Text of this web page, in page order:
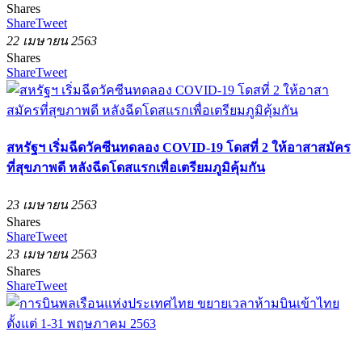
Shares
ShareTweet
22 เมษายน 2563
Shares
ShareTweet
สหรัฐฯ เริ่มฉีดวัคซีนทดลอง COVID-19 โดสที่ 2 ให้อาสาสมัคร
ที่สุขภาพดี หลังฉีดโดสแรกเพื่อเตรียมภูมิคุ้มกัน
23 เมษายน 2563
Shares
ShareTweet
23 เมษายน 2563
Shares
ShareTweet